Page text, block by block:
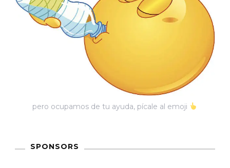
pero ocupamos de tu ayuda, pícale al emoji
SPONSORS